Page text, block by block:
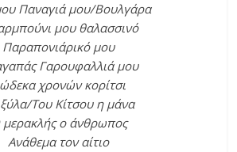
Παναγιά μου/Βουλγάρα
μου θαλασσινό
Παραπονιάρικό μου
Γαρουφαλλιά μου
χρονών κορίτσι
Του Κίτσου η μάνα
ο άνθρωπος
Ανάθεμα τον αίτιο